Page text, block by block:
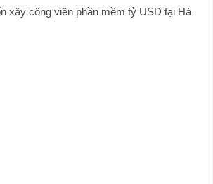
xây công viên phần mềm tỷ USD tại Hà